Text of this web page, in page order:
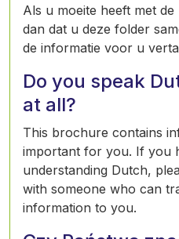
Als u moeite heeft met
dan dat u deze folder
de informatie voor u
Do you speak
at all?
This brochure contains
important for you. If you
understanding Dutch,
with someone who can
information to you.